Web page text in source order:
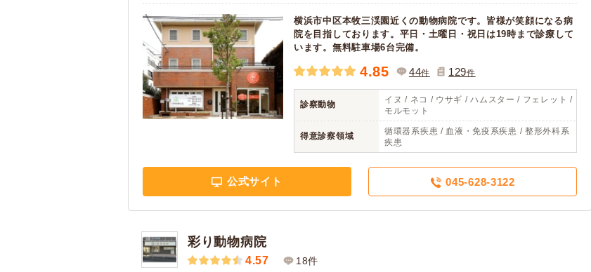
横浜市中区本牧三渓園近くの動物病院です。皆様が笑顔になる病
院を目指しております。平日・土曜日・祝日は19時まで診療して
います。無料駐車場6台完備。
4.85 44件 129件
診察動物
イヌ / ネコ / ウサギ / ハムスター / フェレット /
モルモット
得意診察領域
循環器系疾患 / 血液・免疫系疾患 / 整形外科系
疾患
公式サイト 045-628-3122
彩り動物病院
4.57 18件